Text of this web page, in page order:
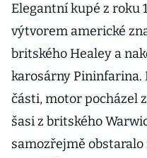
Elegantní kupé z roku
výtvorem americké
britského Healey a
karosárny Pininfarina.
části, motor pocházel
šasi z britského
samozřejmě